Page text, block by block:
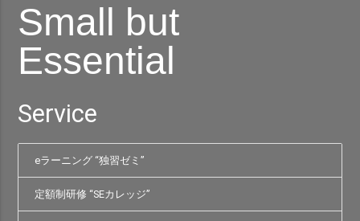
Small but
Essential
Service
eラーニング “独習ゼミ”
定額制研修 “SEカレッジ”